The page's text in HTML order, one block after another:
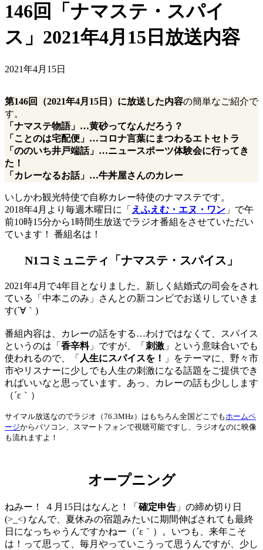
146回「ナマステ・スパイ
ス」2021年4月15日放送内容
2021年4月15日
第146回（2021年4月15日）に放送した内容の簡単なご紹介で
す。
「ナマステ物語」…黄砂ってなんだろう？
「ことのは宅配便」…コロナ言葉にまつわるエトセトラ
「ののいち井戸端話」…ニュースポーツ体験会に行ってき
た！
「カレーなるお話」…牛丼屋さんのカレー
いしかわ観光特使で自称カレー特使のナマステです。
2018年4月より毎週木曜日に「 えふえむ・エヌ・ワン 」で午
前10時15分から1時間生放送でラジオ番組をさせていただい
ています！ 番組名は！
N1コミュニティ「ナマステ・スパイス」
2021年4月で4年目となりました。新しく結婚式の司会をされ
ている「中本このみ」さんとの新コンビでお送りしていきま
す(´∀｀)
番組内容は、カレーの話をする…わけではなくて、スパイス
というのは「 香辛料」ですが、「 刺激 」という意味合いでも
使われるので、「 人生にスパイスを！
」をテーマに、野々市
市やリスナーに少しでも人生の刺激になる話題をご提供でき
ればいいなと思っています。あっ、カレーの話も少しします
（´ε｀）
サイマル放送なのでラジオ（76.3MHz）はもちろん全国どこでも ホームペ
ージからパソコン、スマートフォンで視聴可能ですし、ラジオなのに映像
も流れますよ！
オープニング
ねみー！ ４月15日はなんと！「 確定申告 」の締め切り日
(>_<) なんで、夏休みの宿題みたいに期間伸ばされても最終
日になっちゃうんですかねー（´ε｀）。いつも、来年こそ
は！って思って、毎月やっていこうって思うんですが、少し